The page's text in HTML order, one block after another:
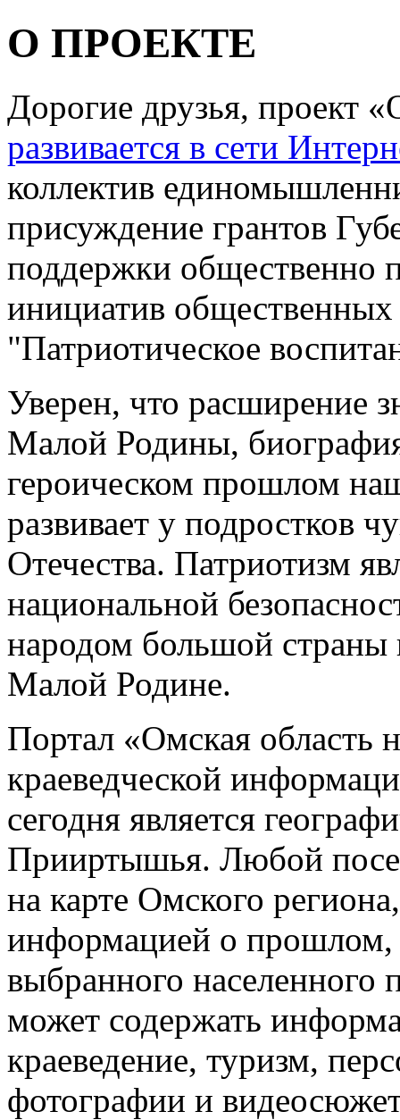
О ПРОЕКТЕ
Дорогие друзья, проект
развивается в сети
коллектив
присуждение грантов
поддержки общественно
инициатив
"Патриотическое
Уверен, что расширение
Малой Родины,
героическом прошлом
развивает у подростков
Отечества. Патриотизм
национальной
народом большой страны
Малой Родине.
Портал «Омская область
краеведческой
сегодня является
Прииртышья. Любой
на карте Омского
информацией о
выбранного населенного
может содержать
краеведение, туризм,
фотографии и